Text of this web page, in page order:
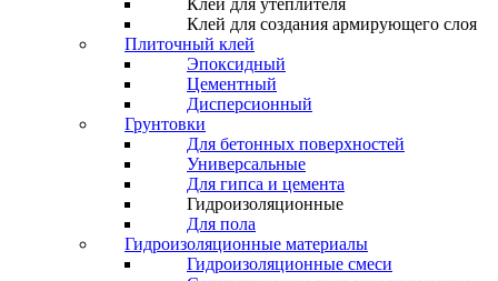
Клей для утеплителя
Клей для создания армирующего слоя
Плиточный клей
Эпоксидный
Цементный
Дисперсионный
Грунтовки
Для бетонных поверхностей
Универсальные
Для гипса и цемента
Гидроизоляционные
Для пола
Гидроизоляционные материалы
Гидроизоляционные смеси